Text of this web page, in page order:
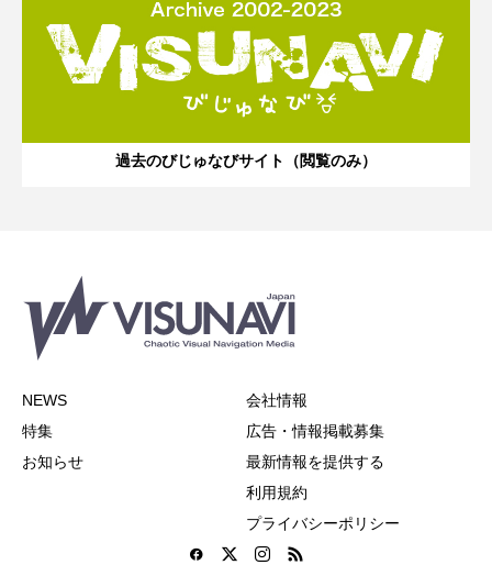
過去のびじゅなびサイト（閲覧のみ）
NEWS
特集
お知らせ
会社情報
広告・情報掲載募集
最新情報を提供する
利用規約
プライバシーポリシー